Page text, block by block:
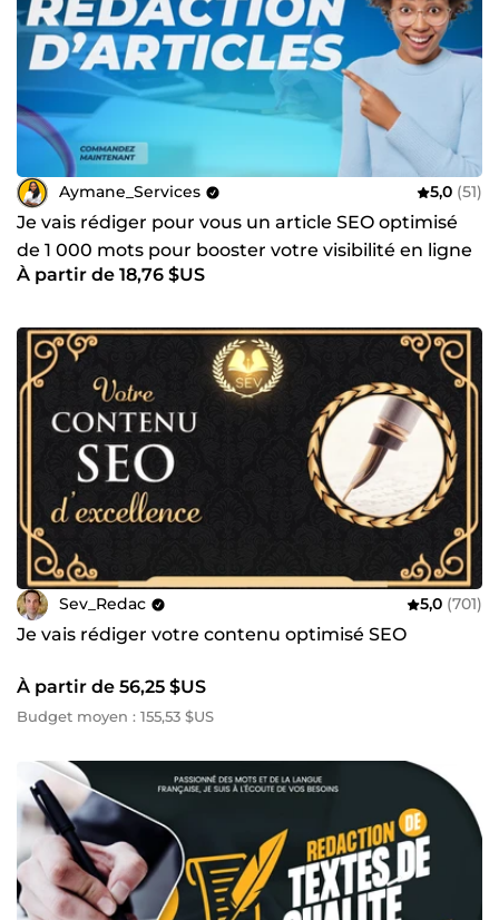
Aymane_Services 5,0 (51)
Je vais rédiger pour vous un article SEO optimisé
de 1 000 mots pour booster votre visibilité en ligne
À partir de 18,76 $US
Sev_Redac 5,0 (701)
Je vais rédiger votre contenu optimisé SEO
À partir de 56,25 $US
Budget moyen : 155,53 $US